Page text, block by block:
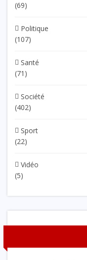
(69)
Politique
(107)
Santé
(71)
Société
(402)
Sport
(22)
Vidéo
(5)